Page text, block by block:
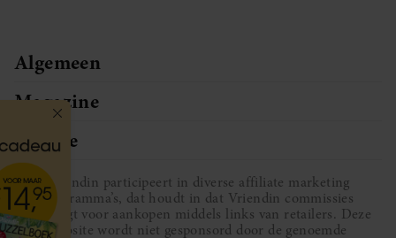
Algemeen
Magazine
Service
Vriendin participeert in diverse affiliate marketing
programma’s, dat houdt in dat Vriendin commissies
ontvangt voor aankopen middels links van retailers. Deze
website wordt niet gesponsord door de genoemde